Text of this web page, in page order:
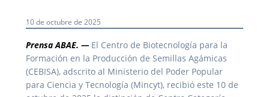
10 de octubre de 2025
Prensa ABAE. — El Centro de Biotecnología para la
Formación en la Producción de Semillas Agámicas
(CEBISA), adscrito al Ministerio del Poder Popular
para Ciencia y Tecnología (Mincyt), recibió este 10 de